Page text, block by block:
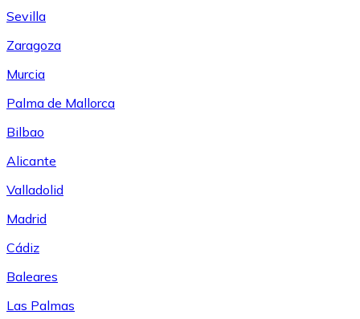
Sevilla
Zaragoza
Murcia
Palma de Mallorca
Bilbao
Alicante
Valladolid
Madrid
Cádiz
Baleares
Las Palmas